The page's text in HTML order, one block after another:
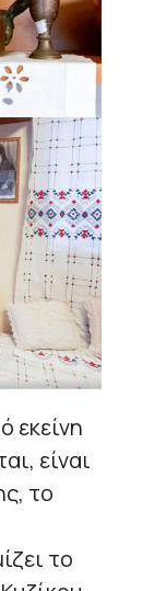
εκείνη
είναι
το
το